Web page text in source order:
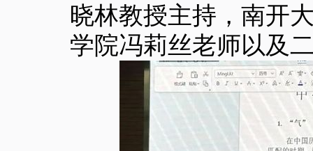
晓林教授主持，南开
学院冯莉丝老师以及